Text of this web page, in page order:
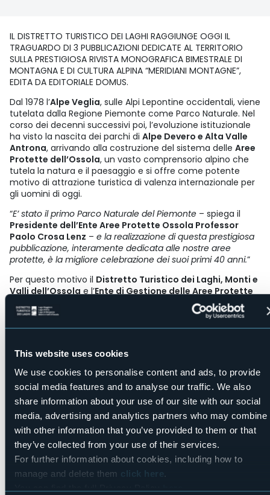
This website uses cookies
We use cookies to personalise content and ads, to provide
social media features and to analyse our traffic. We also
share information about your use of our site with our social
media, advertising and analytics partners who may combine
with other information that you’ve provided to them or that
they’ve collected from your use of their services.
For further information about cookies, including how to
manage and delete them click here .
IL DISTRETTO TURISTICO DEI LAGHI RAGGIUNGE OGGI IL
TRAGUARDO DI 3 PUBBLICAZIONI DEDICATE AL TERRITORIO
SULLA PRESTIGIOSA RIVISTA MONOGRAFICA BIMESTRALE DI
MONTAGNA E DI CULTURA ALPINA “MERIDIANI MONTAGNE”,
EDITA DA EDITORIALE DOMUS.
Dal 1978 l’Alpe Veglia, sulle Alpi Lepontine occidentali, viene
tutelata dalla Regione Piemonte come Parco Naturale. Nel
corso dei decenni successivi poi, l’evoluzione istituzionale
ha visto la nascita dei parchi di Alpe Devero e Alta Valle
Antrona, arrivando alla costruzione del sistema delle Aree
Protette dell’Ossola, un vasto comprensorio alpino che
tutela la natura e il paesaggio e si offre come potente
motivo di attrazione turistica di valenza internazionale per
gli uomini di oggi.
“E’ stato il primo Parco Naturale del Piemonte – spiega il
Presidente dell’Ente Aree Protette Ossola Professor
Paolo Crosa Lenz – e la realizzazione di questa prestigiosa
pubblicazione, interamente dedicata alle nostre aree
protette, è la migliore celebrazione dei suoi primi 40 anni.”
Per questo motivo il Distretto Turistico dei Laghi, Monti e
Valli dell’Ossolae l’Ente di Gestione delle Aree Protette
hanno deciso di collaborare alla realizzazione di un
nuovo numero della rivista bimestrale “
MERIDIANI
MONTAGNE” che - grazie all’importante impegno
allastoria, agli itinerari e alla natura delle Alpi Veglia,
Devero e Valle Antrona.
Un importante traguardo per il territorio
– spiega il
Presidente del Distretto Turistico dei Laghi Oreste
Pastore:tre edizioni, da Gennaio 2016 ad oggi,
completamente dedicate alle nostre aree montane grazie
alla consolidata collaborazione con Editoriale Domus. Grazie
alla diffusione sull’intero territorio nazionale– continua
Oreste Pastore –gran parte degli appassionati di natura e
montagna hanno avuto, hanno e avranno la possibilità di
conoscere e apprezzare la bellezza dei nostri paradisi alpini.
Ricordiamo infatti la già nota pubblicazione di Gennaio